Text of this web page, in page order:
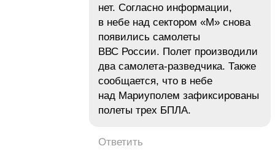
нет. Согласно информации,
в небе над сектором «М» снова
появились самолеты
ВВС России. Полет производили
два самолета-разведчика. Также
сообщается, что в небе
над Мариуполем зафиксированы
полеты трех БПЛА.
Ответить